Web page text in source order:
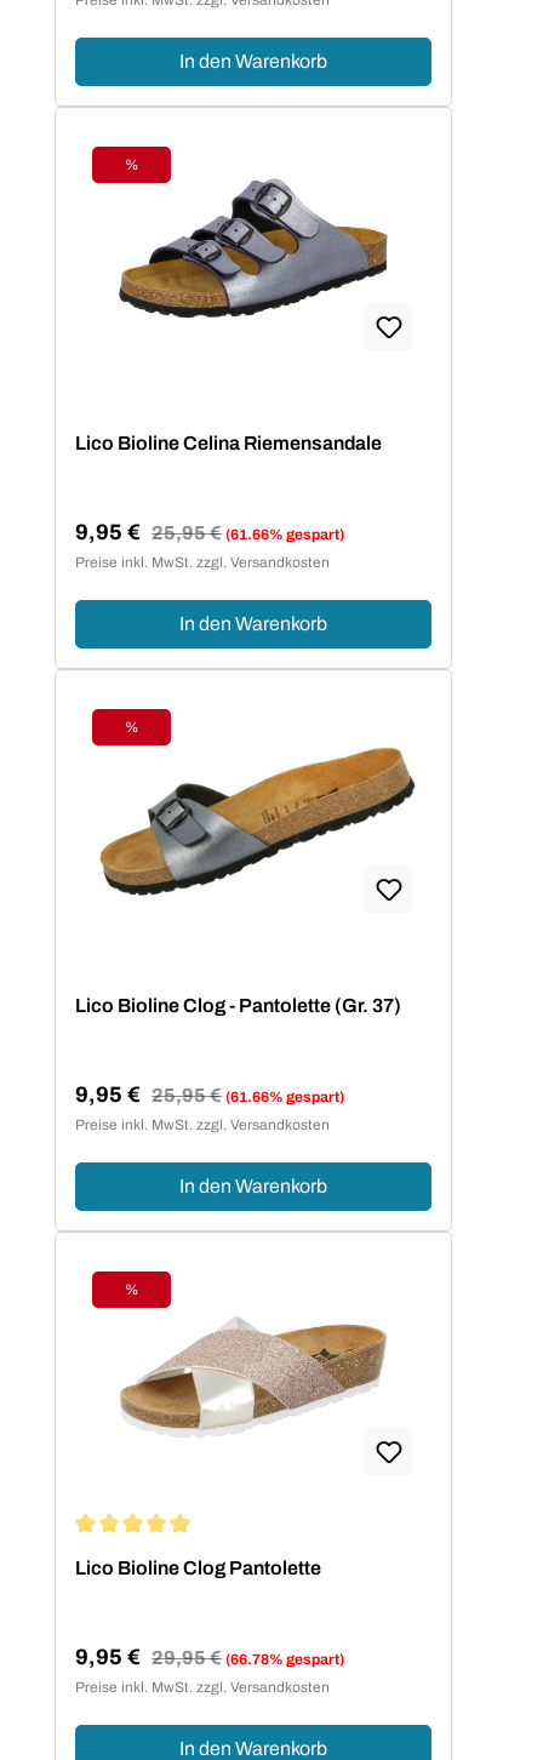
In den Warenkorb
Rabatt
%
Lico Bioline Celina Riemensandale
Verkaufspreis:
9,95 € Regulärer Preis:
25,95 € (61.66% gespart)
Preise inkl. MwSt. zzgl. Versandkosten
In den Warenkorb
Rabatt
%
Lico Bioline Clog - Pantolette (Gr. 37)
Verkaufspreis:
9,95 € Regulärer Preis:
25,95 € (61.66% gespart)
Preise inkl. MwSt. zzgl. Versandkosten
In den Warenkorb
Rabatt
%
Lico Bioline Clog Pantolette
Verkaufspreis:
9,95 € Regulärer Preis:
29,95 € (66.78% gespart)
Preise inkl. MwSt. zzgl. Versandkosten
In den Warenkorb